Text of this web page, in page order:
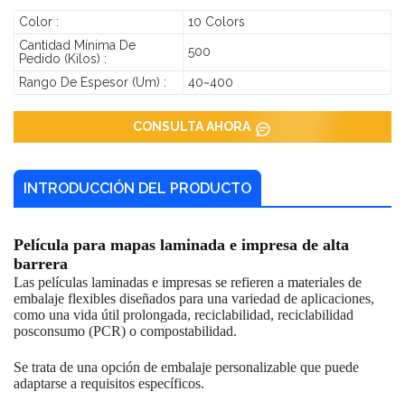
Color :
10 Colors
Cantidad Mínima De
Pedido (kilos) :
500
Rango De Espesor (um) : 40~400
CONSULTA AHORA
INTRODUCCIÓN DEL PRODUCTO
Película para mapas laminada e impresa de alta
barrera
Las películas laminadas e impresas se refieren a materiales de
embalaje flexibles diseñados para una variedad de aplicaciones,
como una vida útil prolongada, reciclabilidad, reciclabilidad
posconsumo (PCR) o compostabilidad.
Se trata de una opción de embalaje personalizable que puede
adaptarse a requisitos específicos.